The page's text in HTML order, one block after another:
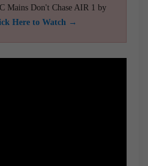
Mains Don't Chase AIR 1 by
Here to Watch →